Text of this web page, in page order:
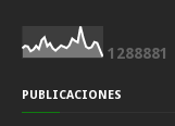
1 288881
PUBLICACIONES